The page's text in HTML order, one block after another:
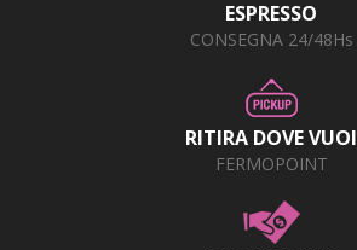
ESPRESSO
CONSEGNA 24/48Hs
RITIRA DOVE VUOI
FERMOPOINT